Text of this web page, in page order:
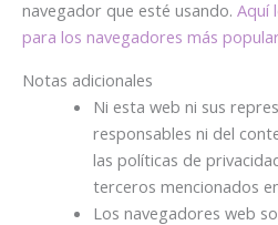
navegador que esté usando. Aquí
para los navegadores más
Notas adicionales
Ni esta web ni sus
responsables ni del
las políticas de
terceros mencionados
Los navegadores web